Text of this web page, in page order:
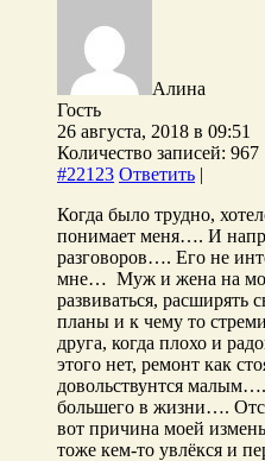
Алина
Гость
26 августа, 2018 в 09:51
Количество записей: 967
#22123 Ответить |
Когда было трудно,
понимает меня…. И
разговоров…. Его не
мне… Муж и жена на мой
развиваться, расширять
планы и к чему то
друга, когда плохо и
этого нет, ремонт как
довольствунтся
большего в жизни….
вот причина моей
тоже кем-то увлёкся и